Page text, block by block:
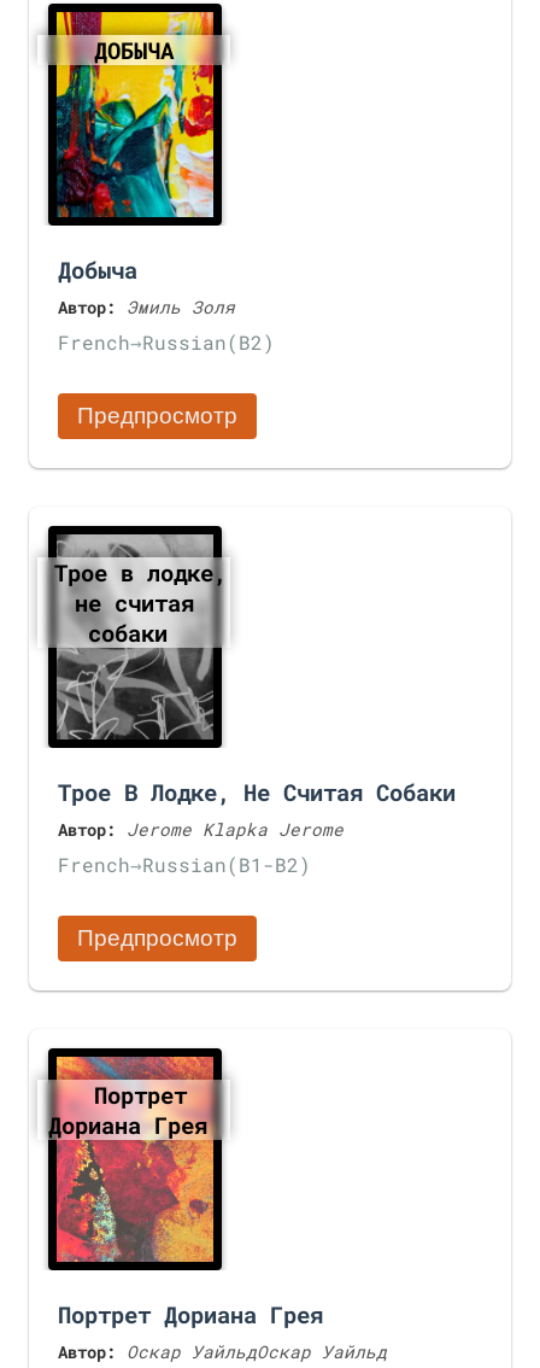
ДОБЫЧА
Добыча
Автор: Эмиль Золя
French→Russian(B2)
Предпросмотр
Трое в лодке,
не считая
собаки
Трое В Лодке, Не Считая Собаки
Автор: Jerome Klapka Jerome
French→Russian(B1-B2)
Предпросмотр
Портрет
Дориана Грея
Портрет Дориана Грея
Автор: Оскар УайльдОскар Уайльд